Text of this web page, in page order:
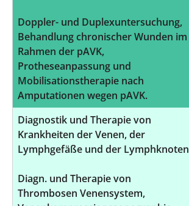
Doppler- und Duplexuntersuchung,
Behandlung chronischer Wunden im
Rahmen der pAVK,
Protheseanpassung und
Mobilisationstherapie nach
Amputationen wegen pAVK.
Diagnostik und Therapie von
Krankheiten der Venen, der
Lymphgefäße und der Lymphknoten
Diagn. und Therapie von
Thrombosen Venensystem,